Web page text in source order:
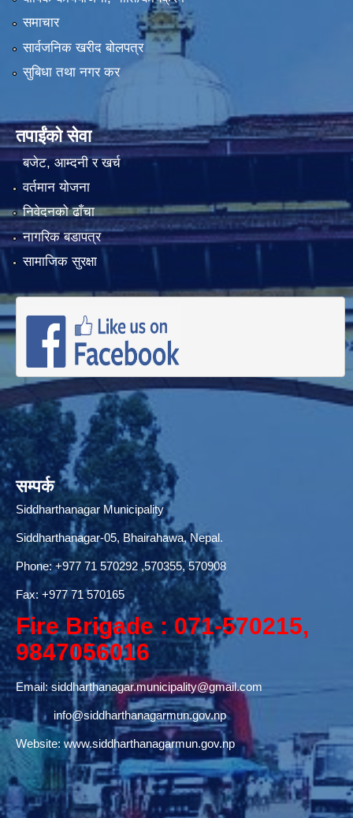
समाचार
सार्वजनिक खरीद बोलपत्र
सुबिधा तथा नगर कर
तपाईंको सेवा
बजेट, आम्दनी र खर्च
वर्तमान योजना
निवेदनको ढाँचा
नागरिक बडापत्र
सामाजिक सुरक्षा
सम्पर्क
Siddharthanagar Municipality
Siddharthanagar-05, Bhairahawa, Nepal.
Phone:+977 71 570292,570355, 570908
Fax: +977 71 570165
Fire Brigade : 071-570215,
9847056016
Email:siddharthanagar.municipality@gmail.com
info@siddharthanagarmun.gov.np
Website: www.siddharthanagarmun.gov.np